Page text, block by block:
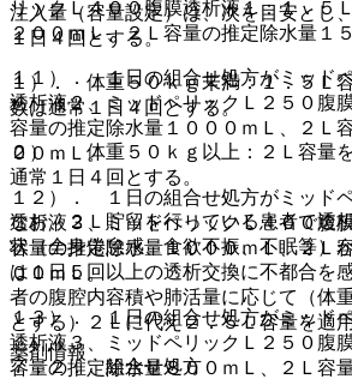
リックＬ４００腹膜透析液１：１．５
２００ｍＬ、２Ｌ容量の推定除水量１
１１）． １日の組合せ処方がミッド
透析液２、ミッドペリックＬ２５０腹
容量の推定除水量１０００ｍＬ、２Ｌ
００ｍＬ。
１２）． １日の組合せ処方がミッド
透析液３、ミッドペリックＬ４００腹
容量の推定除水量１０００ｍＬ、２Ｌ
００ｍＬ。
１３）． １日の組合せ処方がミッド
透析液３、ミッドペリックＬ２５０腹
容量の推定除水量８００ｍＬ、２Ｌ容
注入量（容量設定）は、次を目安とし
１日４回とする。
１）． 体重５０ｋｇ未満：１．５Ｌ
数は通常１日４回とする。
２）． 体重５０ｋｇ以上：２Ｌ容量
通常１日４回とする。
なお、２Ｌ貯留を行っている患者で透
状（全身倦怠感、食欲不振、不眠等）
は１日５回以上の透析交換に不都合を
者の腹腔内容積や肺活量に応じて（体
とする）２Ｌに代え２．５Ｌ容量を適
７．２． 組合せ処方
薬剤情報